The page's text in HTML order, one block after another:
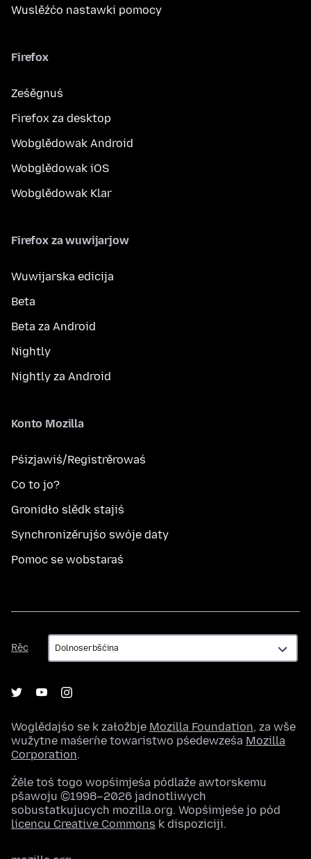
Wuslěźćo nastawki pomocy
Firefox
Ześěgnuś
Firefox za desktop
Wobglědowak Android
Wobglědowak iOS
Wobglědowak Klar
Firefox za wuwijarjow
Wuwijarska edicija
Beta
Beta za Android
Nightly
Nightly za Android
Konto Mozilla
Pśizjawiś/Registrěrowaś
Co to jo?
Gronidło slědk stajiś
Synchronizěrujśo swóje daty
Pomoc se wobstaraś
Rěc
Rěc
Woglědajśo se k załožbje Mozilla Foundation, za wše
wužytne maśeŕne towaristwo pśedewześa Mozilla
Corporation.
Źěle toś togo wopśimjeśa pódlaže awtorskemu
pšawoju ©1998–2026 jadnotliwych
sobustatkujucych mozilla.org. Wopśimjeśe jo pód
licencu Creative Commons k dispoziciji.